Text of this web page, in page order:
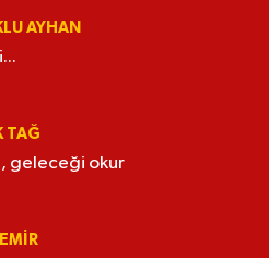
AYHAN
TAĞ
geleceği okur